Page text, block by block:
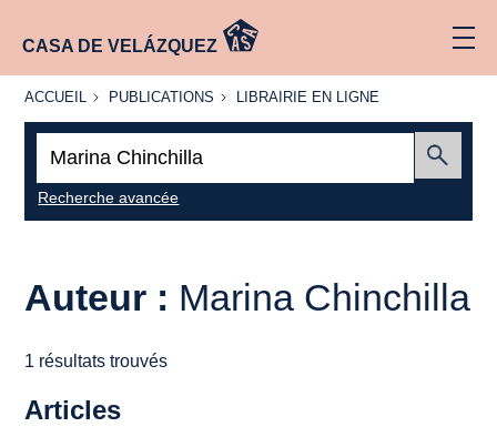
CASA DE VELÁZQUEZ
ACCUEIL
ACCUEIL PUBLICATIONS
PUBLICATIONS
LIBRAIRIE
LIBRAIRIE EN LIGNE
Recherche avancée
Auteur : Marina Chinchilla
1 résultats trouvés
Articles